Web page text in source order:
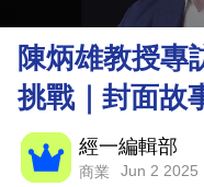
理
財
商
業
科
陳炳雄教授專
挑戰｜封面故
經一編輯部
商業 Jun 2 2025